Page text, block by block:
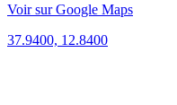
Voir sur Google Maps
37.9400, 12.8400